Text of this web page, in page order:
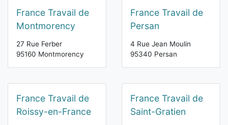
France Travail de
Montmorency
27 Rue Ferber
95160 Montmorency
France Travail de
Persan
4 Rue Jean Moulin
95340 Persan
France Travail de
Roissy-en-France
France Travail de
Saint-Gratien